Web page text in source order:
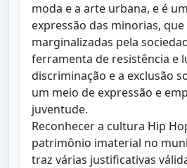
moda e a arte urbana, e é
expressão das minorias,
marginalizadas pela
ferramenta de resistência e
discriminação e a exclusão
um meio de expressão e
juventude.
Reconhecer a cultura Hip
patrimônio imaterial no
traz várias justificativas